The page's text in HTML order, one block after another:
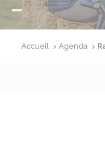
Accueil Agenda